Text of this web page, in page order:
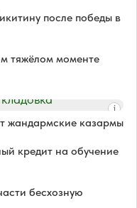
после победы в
тяжёлом моменте
жандармские казармы
кредит на обучение
бесхозную